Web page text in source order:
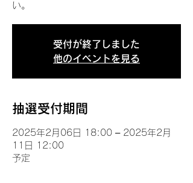
い。
受付が終了しました
他のイベントを見る
抽選受付期間
2025年2月06日 18:00 – 2025年2月
11日 12:00
予定